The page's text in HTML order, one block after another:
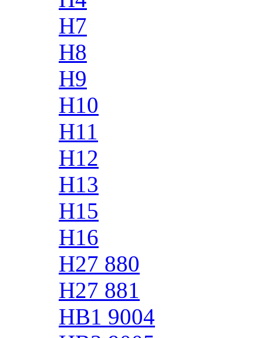
H7
H8
H9
H10
H11
H12
H13
H15
H16
H27 880
H27 881
HB1 9004